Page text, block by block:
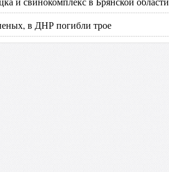
в ДНР погибли трое